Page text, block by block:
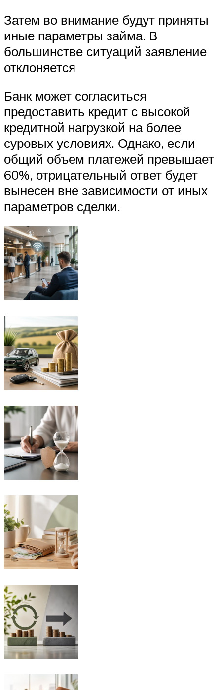
Затем во внимание будут приняты
иные параметры займа. В
большинстве ситуаций заявление
отклоняется
Банк может согласиться
предоставить кредит с высокой
кредитной нагрузкой на более
суровых условиях. Однако, если
общий объем платежей превышает
60%, отрицательный ответ будет
вынесен вне зависимости от иных
параметров сделки.